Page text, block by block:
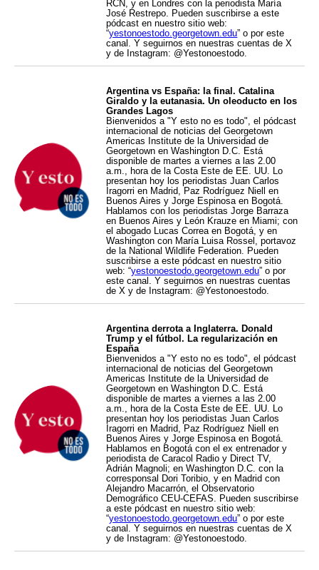
RCN, y en Londres con la periodista María
José Restrepo. Pueden suscribirse a este
pódcast en nuestro sitio web:
“yestonoestodo.georgetown.edu” o por este
canal. Y seguirnos en nuestras cuentas de X
y de Instagram: @Yestonoestodo.
Argentina vs España: la final. Catalina
Giraldo y la eutanasia. Un oleoducto en los
Grandes Lagos
Bienvenidos a "Y esto no es todo", el pódcast
internacional de noticias del Georgetown
Americas Institute de la Universidad de
Georgetown en Washington D.C. Está
disponible de martes a viernes a las 2.00
a.m., hora de la Costa Este de EE. UU. Lo
presentan hoy los periodistas Juan Carlos
Iragorri en Madrid, Paz Rodríguez Niell en
Buenos Aires y Jorge Espinosa en Bogotá.
Hablamos con los periodistas Jorge Barraza
en Buenos Aires y León Krauze en Miami; con
el abogado Lucas Correa en Bogotá, y en
Washington con María Luisa Rossel, portavoz
de la National Wildlife Federation. Pueden
suscribirse a este pódcast en nuestro sitio
web: “yestonoestodo.georgetown.edu” o por
este canal. Y seguirnos en nuestras cuentas
de X y de Instagram: @Yestonoestodo.
Argentina derrota a Inglaterra. Donald
Trump y el fútbol. La regularización en
España
Bienvenidos a "Y esto no es todo", el pódcast
internacional de noticias del Georgetown
Americas Institute de la Universidad de
Georgetown en Washington D.C. Está
disponible de martes a viernes a las 2.00
a.m., hora de la Costa Este de EE. UU. Lo
presentan hoy los periodistas Juan Carlos
Iragorri en Madrid, Paz Rodríguez Niell en
Buenos Aires y Jorge Espinosa en Bogotá.
Hablamos en Bogotá con el ex entrenador y
periodista de Caracol Radio y Direct TV,
Adrián Magnoli; en Washington D.C. con la
corresponsal Dori Toribio, y en Madrid con
Alejandro Macarrón, el Observatorio
Demográfico CEU-CEFAS. Pueden suscribirse
a este pódcast en nuestro sitio web:
“yestonoestodo.georgetown.edu” o por este
canal. Y seguirnos en nuestras cuentas de X
y de Instagram: @Yestonoestodo.